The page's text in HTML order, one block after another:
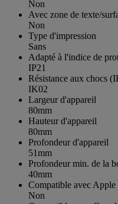
Non
Avec zone de texte/
Non
Type d'impression
Sans
Adapté à l'indice de
IP21
Résistance aux chocs
IK02
Largeur d'appareil
80mm
Hauteur d'appareil
80mm
Profondeur d'appareil
51mm
Profondeur min. de la
40mm
Compatible avec
Non